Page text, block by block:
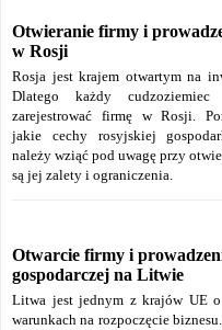
Otwieranie firmy i
w Rosji
Rosja jest krajem otwartym na
Dlatego każdy
zarejestrować firmę w Rosji.
jakie cechy rosyjskiej
należy wziąć pod uwagę przy
są jej zalety i ograniczenia.
Otwarcie firmy i
gospodarczej na Litwie
Litwa jest jednym z krajów UE
warunkach na rozpoczęcie